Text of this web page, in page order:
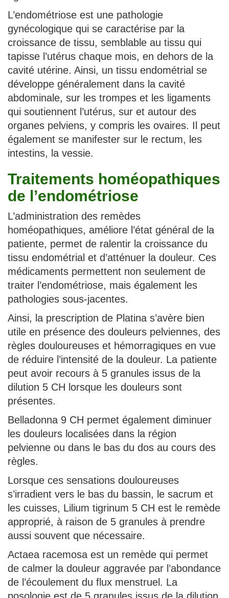
L’endométriose est une pathologie
gynécologique qui se caractérise par la
croissance de tissu, semblable au tissu qui
tapisse l’utérus chaque mois, en dehors de la
cavité utérine. Ainsi, un tissu endométrial se
développe généralement dans la cavité
abdominale, sur les trompes et les ligaments
qui soutiennent l’utérus, sur et autour des
organes pelviens, y compris les ovaires. Il peut
également se manifester sur le rectum, les
intestins, la vessie.
Traitements homéopathiques
de l’endométriose
L’administration des remèdes
homéopathiques, améliore l’état général de la
patiente, permet de ralentir la croissance du
tissu endométrial et d’atténuer la douleur. Ces
médicaments permettent non seulement de
traiter l’endométriose, mais également les
pathologies sous-jacentes.
Ainsi, la prescription de Platina s’avère bien
utile en présence des douleurs pelviennes, des
règles douloureuses et hémorragiques en vue
de réduire l’intensité de la douleur. La patiente
peut avoir recours à 5 granules issus de la
dilution 5 CH lorsque les douleurs sont
présentes.
Belladonna 9 CH permet également diminuer
les douleurs localisées dans la région
pelvienne ou dans le bas du dos au cours des
règles.
Lorsque ces sensations douloureuses
s’irradient vers le bas du bassin, le sacrum et
les cuisses, Lilium tigrinum 5 CH est le remède
approprié, à raison de 5 granules à prendre
aussi souvent que nécessaire.
Actaea racemosa est un remède qui permet
de calmer la douleur aggravée par l’abondance
de l’écoulement du flux menstruel. La